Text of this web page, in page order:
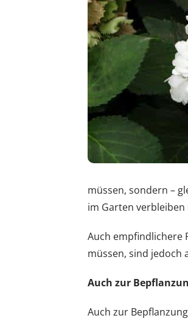
müssen, sondern –
im Garten verbleiben
Auch empfindlichere
müssen, sind jedoch
Auch zur
Auch zur